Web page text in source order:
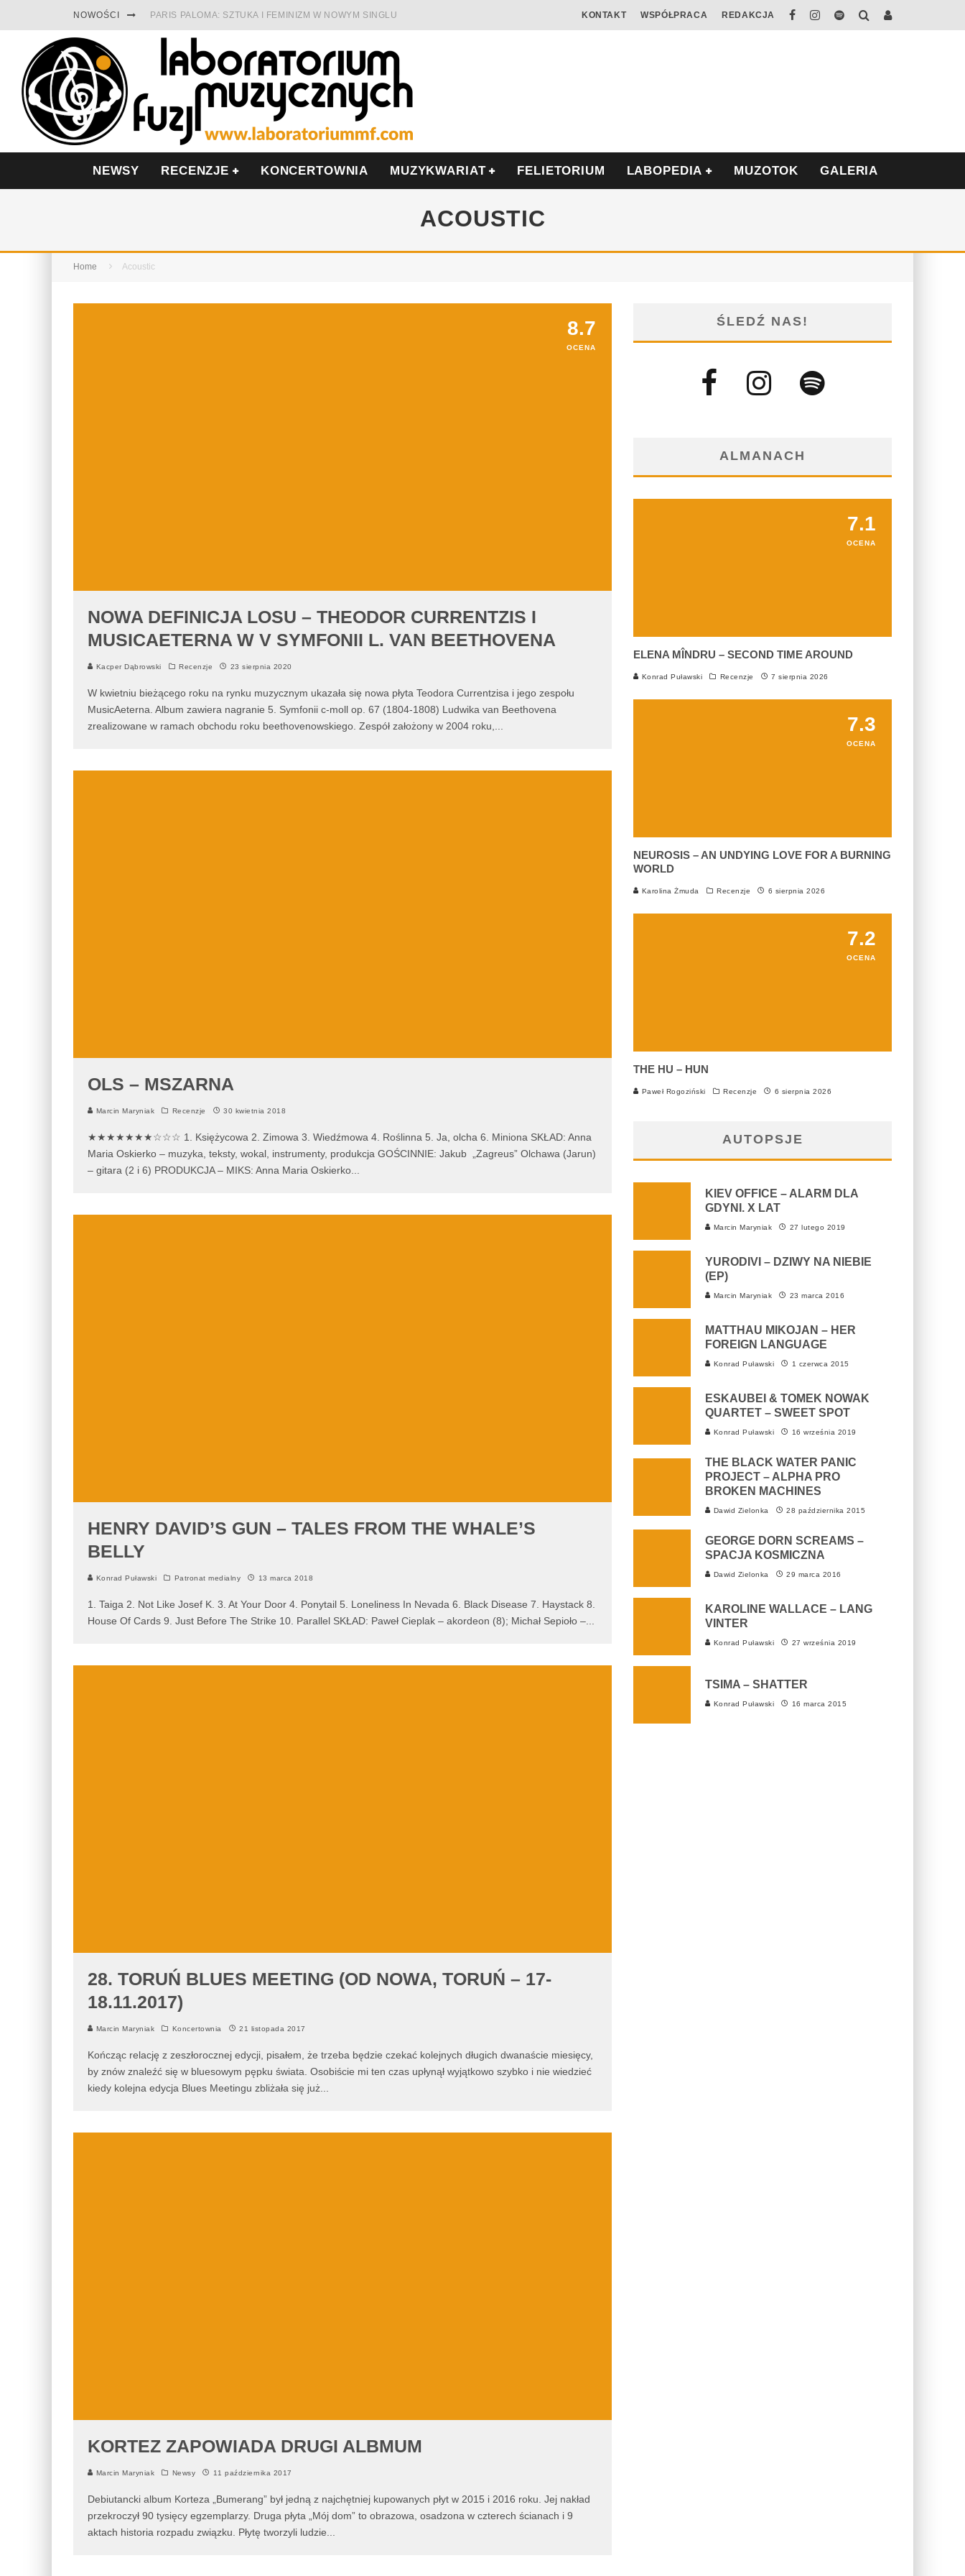
NOWOŚCI PARIS PALOMA: SZTUKA I FEMINIZM W NOWYM SINGLU
CINNAMON GUM MIĘDZY SOULEM A PAMIĘCIĄ
FRANCUSKI PROG METAL WEDŁUG DUALISIS
LESZEK KUŁAKOWSKI NAGRAŁ JAZZFONIĘ O POLSCE
KONTAKT WSPÓŁPRACA REDAKCJA
NEWSY RECENZJE KONCERTOWNIA MUZYKWARIAT FELIETORIUM LABOPEDIA MUZOTOK GALERIA
ACOUSTIC
Home Acoustic
8.7
OCENA
NOWA DEFINICJA LOSU – THEODOR CURRENTZIS I
MUSICAETERNA W V SYMFONII L. VAN BEETHOVENA
Kacper Dąbrowski Recenzje 23 sierpnia 2020
W kwietniu bieżącego roku na rynku muzycznym ukazała się nowa płyta Teodora Currentzisa i jego zespołu
MusicAeterna. Album zawiera nagranie 5. Symfonii c-moll op. 67 (1804-1808) Ludwika van Beethovena
zrealizowane w ramach obchodu roku beethovenowskiego. Zespół założony w 2004 roku,
OLS – MSZARNA
Marcin Maryniak Recenzje 30 kwietnia 2018
★★★★★★★☆☆☆ 1. Księżycowa 2. Zimowa 3. Wiedźmowa 4. Roślinna 5. Ja, olcha 6. Miniona SKŁAD: Anna
Maria Oskierko – muzyka, teksty, wokal, instrumenty, produkcja GOŚCINNIE: Jakub „Zagreus” Olchawa (Jarun)
– gitara (2 i 6) PRODUKCJA – MIKS: Anna Maria Oskierko
HENRY DAVID’S GUN – TALES FROM THE WHALE’S
BELLY
Konrad Puławski Patronat medialny 13 marca 2018
1. Taiga 2. Not Like Josef K. 3. At Your Door 4. Ponytail 5. Loneliness In Nevada 6. Black Disease 7. Haystack 8.
House Of Cards 9. Just Before The Strike 10. Parallel SKŁAD: Paweł Cieplak – akordeon (8); Michał Sepioło –
28. TORUŃ BLUES MEETING (OD NOWA, TORUŃ – 17-
18.11.2017)
Marcin Maryniak Koncertownia 21 listopada 2017
Kończąc relację z zeszłorocznej edycji, pisałem, że trzeba będzie czekać kolejnych długich dwanaście miesięcy,
by znów znaleźć się w bluesowym pępku świata. Osobiście mi ten czas upłynął wyjątkowo szybko i nie wiedzieć
kiedy kolejna edycja Blues Meetingu zbliżała się już
KORTEZ ZAPOWIADA DRUGI ALBMUM
Marcin Maryniak Newsy 11 października 2017
Debiutancki album Korteza „Bumerang” był jedną z najchętniej kupowanych płyt w 2015 i 2016 roku. Jej nakład
przekroczył 90 tysięcy egzemplarzy. Druga płyta „Mój dom” to obrazowa, osadzona w czterech ścianach i 9
aktach historia rozpadu związku. Płytę tworzyli ludzie
ŚLEDŹ NAS!
ALMANACH
7.1
OCENA
ELENA MÎNDRU – SECOND TIME AROUND
Konrad Puławski Recenzje 7 sierpnia 2026
7.3
OCENA
NEUROSIS – AN UNDYING LOVE FOR A BURNING
WORLD
Karolina Żmuda Recenzje 6 sierpnia 2026
7.2
OCENA
THE HU – HUN
Paweł Rogoziński Recenzje 6 sierpnia 2026
AUTOPSJE
KIEV OFFICE – ALARM DLA
GDYNI. X LAT
Marcin Maryniak 27 lutego 2019
YURODIVI – DZIWY NA NIEBIE
(EP)
Marcin Maryniak 23 marca 2016
MATTHAU MIKOJAN – HER
FOREIGN LANGUAGE
Konrad Puławski 1 czerwca 2015
ESKAUBEI & TOMEK NOWAK
QUARTET – SWEET SPOT
Konrad Puławski 16 września 2019
THE BLACK WATER PANIC
PROJECT – ALPHA PRO
BROKEN MACHINES
Dawid Zielonka 28 października 2015
GEORGE DORN SCREAMS –
SPACJA KOSMICZNA
Dawid Zielonka 29 marca 2016
KAROLINE WALLACE – LANG
VINTER
Konrad Puławski 27 września 2019
TSIMA – SHATTER
Konrad Puławski 16 marca 2015